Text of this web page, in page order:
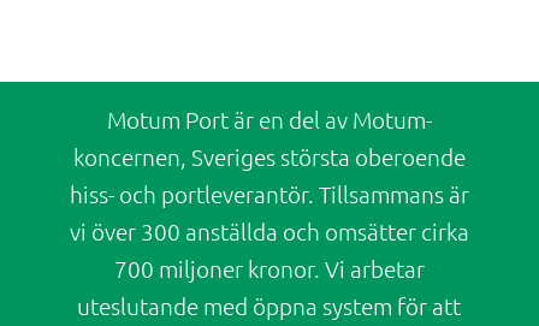
Motum Port är en del av Motum-
koncernen, Sveriges största oberoende
hiss- och portleverantör. Tillsammans är
vi över 300 anställda och omsätter cirka
700 miljoner kronor. Vi arbetar
uteslutande med öppna system för att